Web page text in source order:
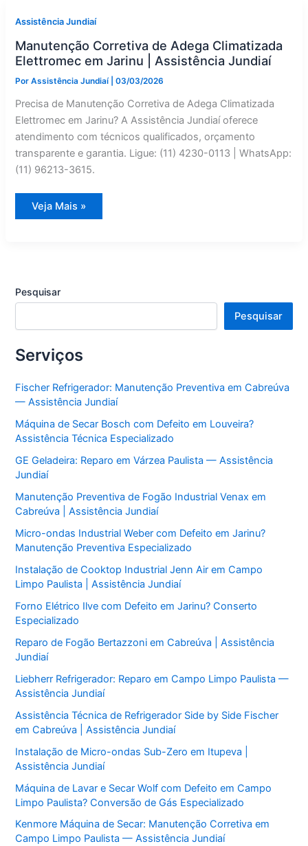
de
Gás
Especializado
Assistência Jundiaí
Manutenção Corretiva de Adega Climatizada
Elettromec em Jarinu | Assistência Jundiaí
PorAssistência Jundiaí |03/03/2026
Precisa de Manutenção Corretiva de Adega Climatizada
Elettromec em Jarinu? A Assistência Jundiaí oferece
atendimento com técnicos qualificados, orçamento
transparente e garantia. Ligue: (11) 4230-0113 | WhatsApp:
(11) 96213-3615.
Manutenção
Corretiva
Assistência
Jundiaí
Veja Mais »
Pesquisar
Pesquisar
Serviços
Fischer Refrigerador: Manutenção Preventiva em Cabreúva
— Assistência Jundiaí
Máquina de Secar Bosch com Defeito em Louveira?
Assistência Técnica Especializado
GE Geladeira: Reparo em Várzea Paulista — Assistência
Jundiaí
Manutenção Preventiva de Fogão Industrial Venax em
Cabreúva | Assistência Jundiaí
Micro-ondas Industrial Weber com Defeito em Jarinu?
Manutenção Preventiva Especializado
Instalação de Cooktop Industrial Jenn Air em Campo
Limpo Paulista | Assistência Jundiaí
Forno Elétrico Ilve com Defeito em Jarinu? Conserto
Especializado
Reparo de Fogão Bertazzoni em Cabreúva | Assistência
Jundiaí
Liebherr Refrigerador: Reparo em Campo Limpo Paulista —
Assistência Jundiaí
Assistência Técnica de Refrigerador Side by Side Fischer
em Cabreúva | Assistência Jundiaí
Instalação de Micro-ondas Sub-Zero em Itupeva |
Assistência Jundiaí
Máquina de Lavar e Secar Wolf com Defeito em Campo
Limpo Paulista? Conversão de Gás Especializado
Kenmore Máquina de Secar: Manutenção Corretiva em
Campo Limpo Paulista — Assistência Jundiaí